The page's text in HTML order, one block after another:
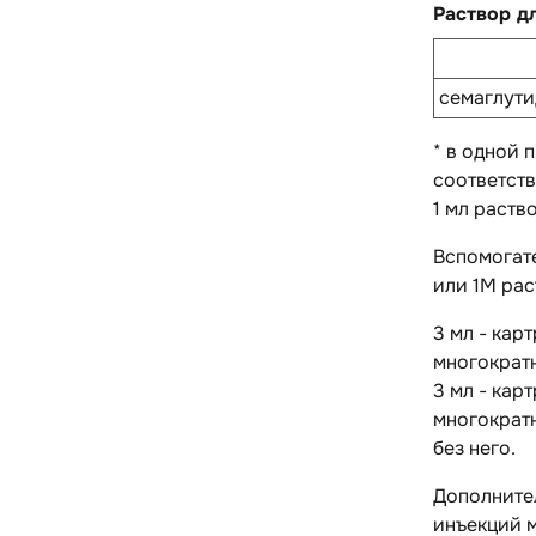
Раствор
* в одной
1 мл
или 1М
3 мл -
3 мл -
без него.
инъекций